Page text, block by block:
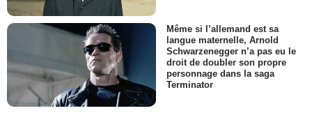
Même si l’allemand est sa
langue maternelle, Arnold
Schwarzenegger n’a pas eu le
droit de doubler son propre
personnage dans la saga
Terminator